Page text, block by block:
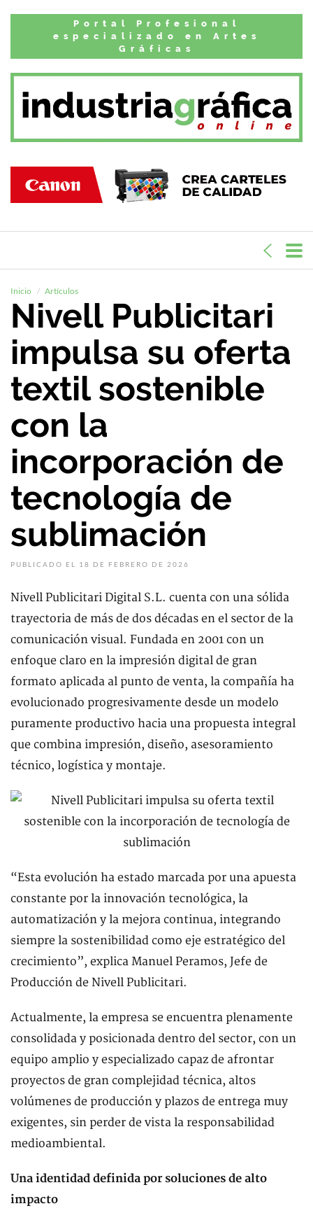
Portal Profesional
especializado en Artes
Gráficas
Inicio Artículos
Nivell Publicitari
impulsa su oferta
textil sostenible
con la
incorporación de
tecnología de
sublimación
PUBLICADO EL 18 DE FEBRERO DE 2026
Nivell Publicitari Digital S.L. cuenta con una sólida
trayectoria de más de dos décadas en el sector de la
comunicación visual. Fundada en 2001 con un
enfoque claro en la impresión digital de gran
formato aplicada al punto de venta, la compañía ha
evolucionado progresivamente desde un modelo
puramente productivo hacia una propuesta integral
que combina impresión, diseño, asesoramiento
técnico, logística y montaje.
“Esta evolución ha estado marcada por una apuesta
constante por la innovación tecnológica, la
automatización y la mejora continua, integrando
siempre la sostenibilidad como eje estratégico del
crecimiento”, explica Manuel Peramos, Jefe de
Producción de Nivell Publicitari.
Actualmente, la empresa se encuentra plenamente
consolidada y posicionada dentro del sector, con un
equipo amplio y especializado capaz de afrontar
proyectos de gran complejidad técnica, altos
volúmenes de producción y plazos de entrega muy
exigentes, sin perder de vista la responsabilidad
medioambiental.
Una identidad definida por soluciones de alto
impacto